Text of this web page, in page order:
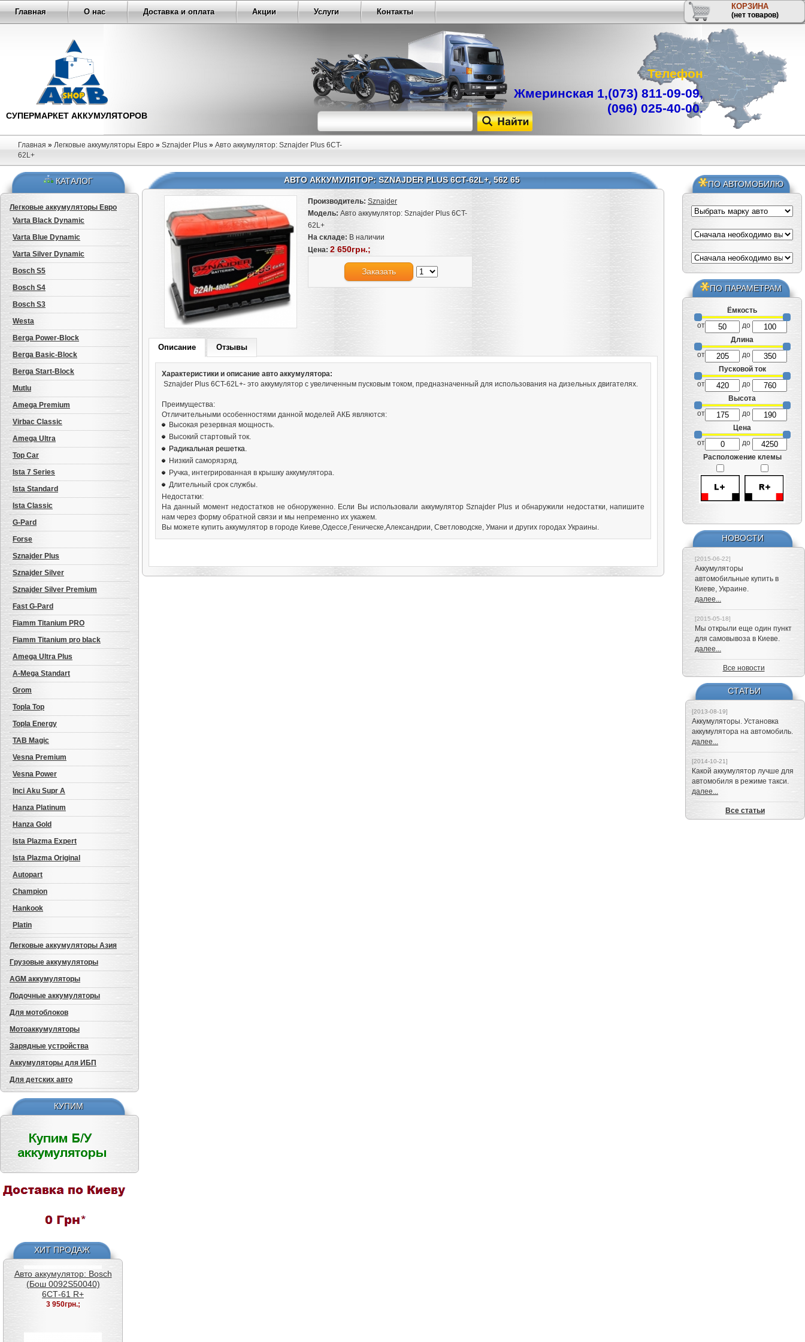
Главная О нас Доставка и оплата Акции Услуги Контакты
КОРЗИНА
(нет товаров)
СУПЕРМАРКЕТ АККУМУЛЯТОРОВ
Телефон
Жмеринская 1,(073) 811-09-09,
(096) 025-40-00.
Главная » Легковые аккумуляторы Евро » Sznajder Plus » Авто аккумулятор: Sznajder Plus 6CT-
62L+
КАТАЛОГ
Легковые аккумуляторы Евро
Varta Black Dynamic
Varta Blue Dynamic
Varta Silver Dynamic
Bosch S5
Bosch S4
Bosch S3
Westa
Berga Power-Block
Berga Basic-Block
Berga Start-Block
Mutlu
Amega Premium
Virbac Classic
Amega Ultra
Top Car
Ista 7 Series
Ista Standard
Ista Classic
G-Pard
Forse
Sznajder Plus
Sznajder Silver
Sznajder Silver Premium
Fast G-Pard
Fiamm Titanium PRO
Fiamm Titanium pro black
Amega Ultra Plus
A-Mega Standart
Grom
Topla Top
Topla Energy
TAB Magic
Vesna Premium
Vesna Power
Inci Aku Supr A
Hanza Platinum
Hanza Gold
Ista Plazma Expert
Ista Plazma Original
Autopart
Champion
Hankook
Platin
Легковые аккумуляторы Азия
Грузовые аккумуляторы
AGM аккумуляторы
Лодочные аккумуляторы
Для мотоблоков
Мотоаккумуляторы
Зарядные устройства
Аккумуляторы для ИБП
Для детских авто
КУПИМ
ХИТ ПРОДАЖ
Авто аккумулятор: Westa
Premium (веста премиум)
6СТ-50 L+
2 500грн.;
(Бош 0092S50040)
6СТ-61 R+
ПО АВТОМОБИЛЮ
ПО ПАРАМЕТРАМ
Ёмкость
от
до
Длина
от
до
Пусковой ток
от
до
Высота
от
до
Цена
от
до
Расположение клемы
НОВОСТИ
[2015-06-22]
Аккумуляторы
автомобильные купить в
Киеве, Украине.
далее...
[2015-05-18]
Мы открыли еще один пункт
для самовывоза в Киеве.
далее...
Все новости
СТАТЬИ
[2013-08-19]
Аккумуляторы. Установка
аккумулятора на автомобиль.
далее...
[2014-10-21]
Какой аккумулятор лучше для
автомобиля в режиме такси.
далее...
Все статьи
АВТО АККУМУЛЯТОР: SZNAJDER PLUS 6CT-62L+, 562 65
Производитель: Sznajder
Модель: Авто аккумулятор: Sznajder Plus 6CT-
62L+
На складе: В наличии
Цена: 2 650грн.;
Заказать
Описание Отзывы
Характеристики и описание авто аккумулятора:
Sznajder Plus 6CT-62L+- это аккумулятор с увеличенным пусковым током, предназначенный для использования на дизельных двигателях.
Преимущества:
Отличительными особенностями данной моделей АКБ являются:
Высокая резервная мощность.
Высокий стартовый ток.
Радикальная решетка.
Низкий саморязряд.
Ручка, интегрированная в крышку аккумулятора.
Длительный срок службы.
Недостатки:
На данный момент недостатков не обноруженно. Если Вы использовали аккумулятор Sznajder Plus и обнаружили недостатки, напишите
нам через форму обратной связи и мы непременно их укажем.
Вы можете купить аккумулятор в городе Киеве,Одессе,Геническе,Александрии, Светловодске, Умани и других городах Украины.